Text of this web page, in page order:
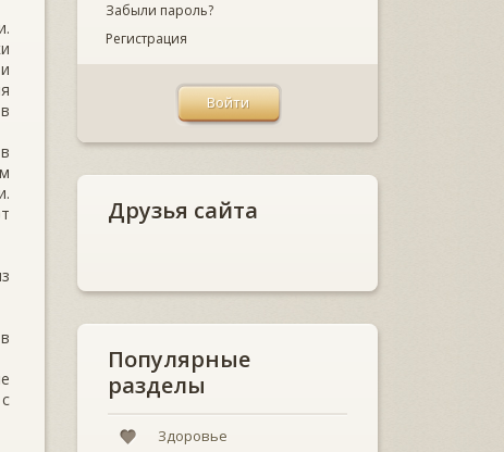
Забыли пароль?
Регистрация
Друзья сайта
Популярные
разделы
Здоровье